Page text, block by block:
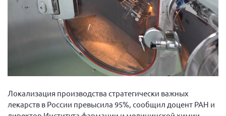
Первый вице-президент Кичигина Н. Ф.
Генеральный директор Матвиевская О.В.
Вице-президент Зрячева Н.В.
Вице-президент Шишлянников Ф.В.
Информационная служба
Вице-президент Черненко Д.Е.
Локализация производства стратегически важных
лекарств в России превысила 95%, сообщил доцент РАН и